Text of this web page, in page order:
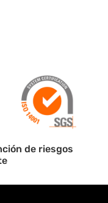
de riesgos